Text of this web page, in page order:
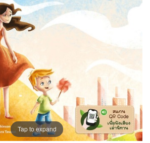
Tap to expand